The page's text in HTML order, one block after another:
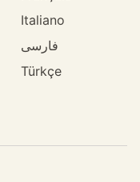
Italiano
فارسی
Türkçe